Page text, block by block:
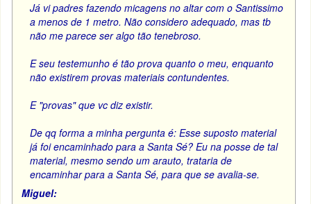
Já vi padres fazendo micagens no altar com o Santissimo
a menos de 1 metro. Não considero adequado, mas tb
não me parece ser algo tão tenebroso.
E seu testemunho é tão prova quanto o meu, enquanto
não existirem provas materiais contundentes.
E "provas" que vc diz existir.
De qq forma a minha pergunta é: Esse suposto material
já foi encaminhado para a Santa Sé? Eu na posse de tal
material, mesmo sendo um arauto, trataria de
encaminhar para a Santa Sé, para que se avalia-se.
Miguel: